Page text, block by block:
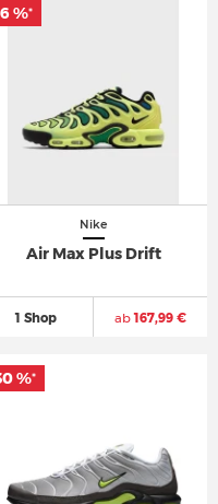
Nike
Air Max Plus Drift
1 Shop ab167,99 €
%*
%*
%*
%*